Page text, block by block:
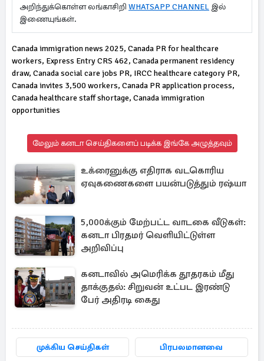
அறிந்துக்கொள்ள லங்காசிறி WHATSAPP CHANNEL இல்
இணையுங்கள்.
Canada immigration news 2025, Canada PR for healthcare
workers, Express Entry CRS 462, Canada permanent residency
draw, Canada social care jobs PR, IRCC healthcare category PR,
Canada invites 3,500 workers, Canada PR application process,
Canada healthcare staff shortage, Canada immigration
opportunities
மேலும் கனடா செய்திகளைப் படிக்க இங்கே அழுத்தவும்
உக்ரைனுக்கு எதிராக வடகொரிய
ஏவுகணைகளை பயன்படுத்தும் ரஷ்யா
5,000க்கும் மேற்பட்ட வாடகை வீடுகள்:
கனடா பிரதமர் வெளியிட்டுள்ள
அறிவிப்பு
கனடாவில் அமெரிக்க தூதரகம் மீது
தாக்குதல்: சிறுவன் உட்பட இரண்டு
பேர் அதிரடி கைது
முக்கிய செய்திகள் பிரபலமானவை